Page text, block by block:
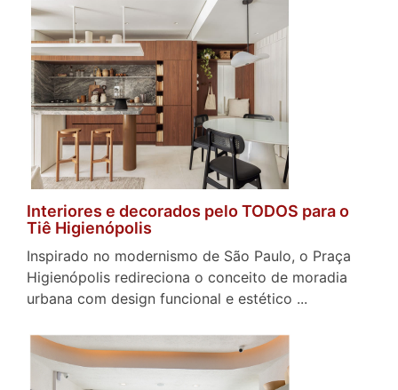
Interiores e decorados pelo TODOS para o
Tiê Higienópolis
Inspirado no modernismo de São Paulo, o Praça
Higienópolis redireciona o conceito de moradia
urbana com design funcional e estético ...